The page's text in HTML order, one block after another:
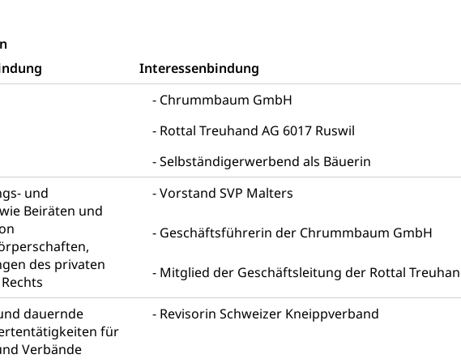
Interessenbindung
Chrummbaum GmbH
Rottal Treuhand AG 6017 Ruswil
Selbständigerwerbend als Bäuerin
und
Beiräten und
des privaten
Vorstand SVP Malters
Geschäftsführerin der Chrummbaum GmbH
Mitglied der Geschäftsleitung der Rottal
dauernde
für
Verbände
Revisorin Schweizer Kneippverband
und Mann
Mobbing
Geschlechter und Lebensformen
Gleichstellung Menschen mit
und Verfahren Kosten im Zivilprozess
Pfändung
Betreibungsämter
und Wahlrecht, Stimmrecht, Abstimmungen, Wahlen, politische Parteien,
Kopfsteuer, Personalsteuer, Haushaltssteuer, Vermögenssteuer,
Liegenschaftssteuer, Handänderungssteuer, Grundsteuer, Kirchensteuer,